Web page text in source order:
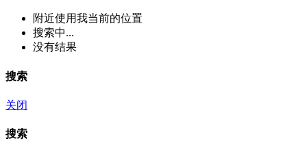
附近使用我当前的位置
搜索中...
没有结果
搜索
关闭
搜索